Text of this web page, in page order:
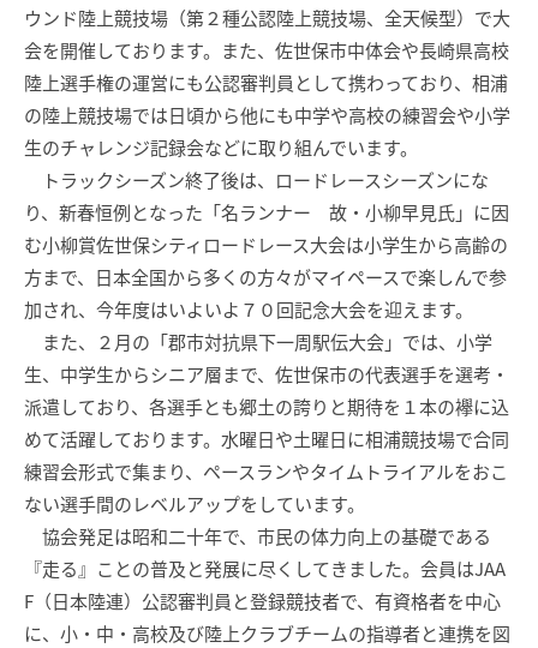
ウンド陸上競技場（第２種公認陸上競技場、全天候型）で大
会を開催しております。また、佐世保市中体会や長崎県高校
陸上選手権の運営にも公認審判員として携わっており、相浦
の陸上競技場では日頃から他にも中学や高校の練習会や小学
生のチャレンジ記録会などに取り組んでいます。
トラックシーズン終了後は、ロードレースシーズンにな
り、新春恒例となった「名ランナー 故・小柳早見氏」に因
む小柳賞佐世保シティロードレース大会は小学生から高齢の
方まで、日本全国から多くの方々がマイペースで楽しんで参
加され、今年度はいよいよ７０回記念大会を迎えます。
また、２月の「郡市対抗県下一周駅伝大会」では、小学
生、中学生からシニア層まで、佐世保市の代表選手を選考・
派遣しており、各選手とも郷土の誇りと期待を１本の襷に込
めて活躍しております。水曜日や土曜日に相浦競技場で合同
練習会形式で集まり、ペースランやタイムトライアルをおこ
ない選手間のレベルアップをしています。
協会発足は昭和二十年で、市民の体力向上の基礎である
『走る』ことの普及と発展に尽くしてきました。会員はJAA
F（日本陸連）公認審判員と登録競技者で、有資格者を中心
に、小・中・高校及び陸上クラブチームの指導者と連携を図